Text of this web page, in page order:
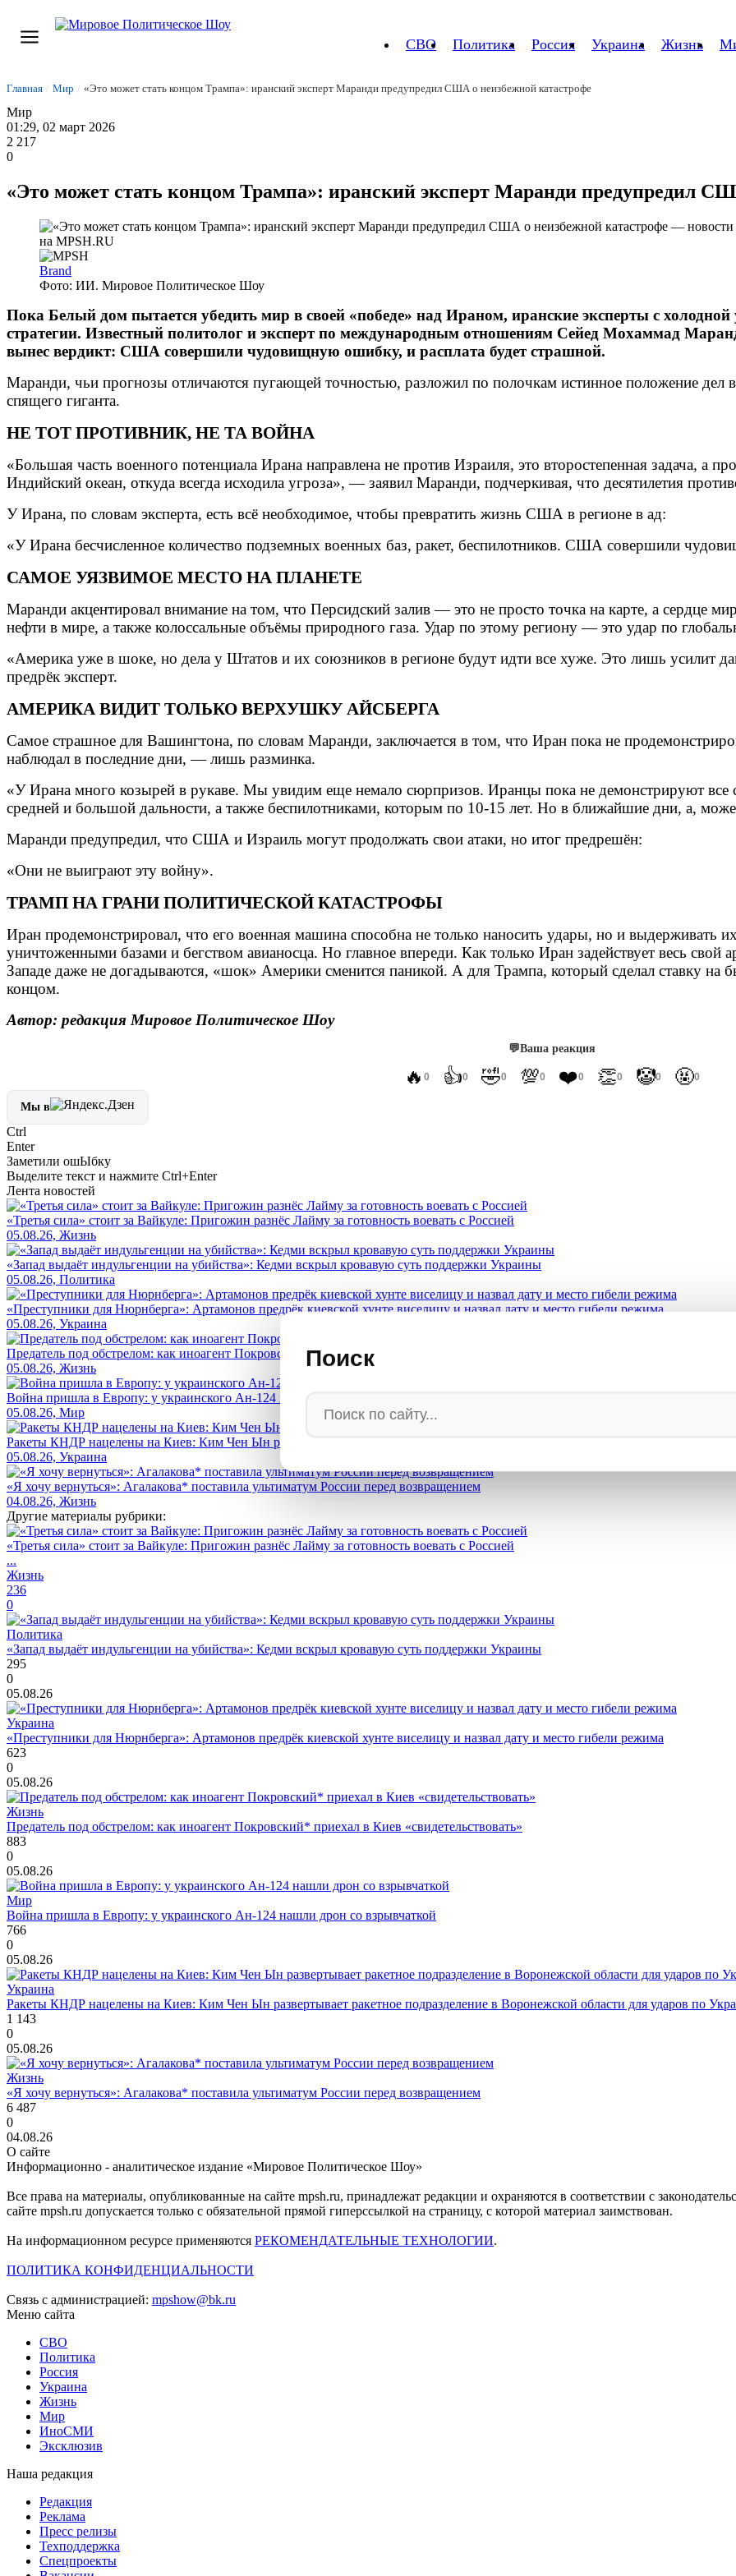
СВО Политика Россия Украина Жизнь
Поиск
Главная / Мир / «Это может стать концом Трампа»: иранский эксперт Маранди предупредил США о неизбежной катастрофе
Мир
01:29, 02 март 2026
2 217
0
«Это может стать концом Трампа»: иранский эксперт Маранди предупредил
Brand
Фото: ИИ. Мировое Политическое Шоу
Пока Белый дом пытается убедить мир в своей «победе» над Ираном, иранские эксперты с
стратегии. Известный политолог и эксперт по международным отношениям Сейед Мохаммад
вынес вердикт: США совершили чудовищную ошибку, и расплата будет страшной.
Маранди, чьи прогнозы отличаются пугающей точностью, разложил по полочкам истинное положение дел
спящего гиганта.
НЕ ТОТ ПРОТИВНИК, НЕ ТА ВОЙНА
«Большая часть военного потенциала Ирана направлена не против Израиля, это второстепенная задача, а
Индийский океан, откуда всегда исходила угроза», — заявил Маранди, подчеркивая, что десятилетия
У Ирана, по словам эксперта, есть всё необходимое, чтобы превратить жизнь США в регионе в ад:
«У Ирана бесчисленное количество подземных военных баз, ракет, беспилотников. США совершили
САМОЕ УЯЗВИМОЕ МЕСТО НА ПЛАНЕТЕ
Маранди акцентировал внимание на том, что Персидский залив — это не просто точка на карте, а сердце
нефти в мире, а также колоссальные объёмы природного газа. Удар по этому региону — это удар по
«Америка уже в шоке, но дела у Штатов и их союзников в регионе будут идти все хуже. Это лишь усилит
предрёк эксперт.
АМЕРИКА ВИДИТ ТОЛЬКО ВЕРХУШКУ АЙСБЕРГА
Самое страшное для Вашингтона, по словам Маранди, заключается в том, что Иран пока не
наблюдал в последние дни, — лишь разминка.
«У Ирана много козырей в рукаве. Мы увидим еще немало сюрпризов. Иранцы пока не демонстрируют
средней и большой дальности, а также беспилотниками, которым по 10-15 лет. Но в ближайшие дни, а,
Маранди предупредил, что США и Израиль могут продолжать свои атаки, но итог предрешён:
«Они не выиграют эту войну».
ТРАМП НА ГРАНИ ПОЛИТИЧЕСКОЙ КАТАСТРОФЫ
Иран продемонстрировал, что его военная машина способна не только наносить удары, но и
уничтоженными базами и бегством авианосца. Но главное впереди. Как только Иран задействует весь свой
Западе даже не догадываются, «шок» Америки сменится паникой. А для Трампа, который сделал ставку на
концом.
Автор: редакция Мировое Политическое Шоу
💬Ваша реакция
🔥 0 👍0 🤣0 💯0 ❤️0 👏0 🤡0 🤬0
Мы в
Ctrl
Enter
Заметили ошЫбку
Выделите текст и нажмите Ctrl+Enter
Лента новостей
«Третья сила» стоит за Вайкуле: Пригожин разнёс Лайму за готовность воевать с Россией
05.08.26, Жизнь
«Запад выдаёт индульгенции на убийства»: Кедми вскрыл кровавую суть поддержки Украины
05.08.26, Политика
«Преступники для Нюрнберга»: Артамонов предрёк киевской хунте виселицу и назвал дату и место гибели режима
05.08.26, Украина
Предатель под обстрелом: как иноагент Покровский* приехал в Киев «свидетельствовать»
05.08.26, Жизнь
Война пришла в Европу: у украинского Ан-124 нашли дрон со взрывчаткой
05.08.26, Мир
Ракеты КНДР нацелены на Киев: Ким Чен Ын развертывает ракетное подразделение в Воронежской области для ударов по
05.08.26, Украина
«Я хочу вернуться»: Агалакова* поставила ультиматум России перед возвращением
04.08.26, Жизнь
Другие материалы рубрики:
«Третья сила» стоит за Вайкуле: Пригожин разнёс Лайму за готовность воевать с Россией
...
Жизнь
236
0
Политика
«Запад выдаёт индульгенции на убийства»: Кедми вскрыл кровавую суть поддержки Украины
295
0
05.08.26
Украина
«Преступники для Нюрнберга»: Артамонов предрёк киевской хунте виселицу и назвал дату и место гибели режима
623
0
05.08.26
Жизнь
Предатель под обстрелом: как иноагент Покровский* приехал в Киев «свидетельствовать»
883
0
05.08.26
Мир
Война пришла в Европу: у украинского Ан-124 нашли дрон со взрывчаткой
766
0
05.08.26
Украина
Ракеты КНДР нацелены на Киев: Ким Чен Ын развертывает ракетное подразделение в Воронежской области для ударов по
1 143
0
05.08.26
Жизнь
«Я хочу вернуться»: Агалакова* поставила ультиматум России перед возвращением
6 487
0
04.08.26
О сайте
Информационно - аналитическое издание «Мировое Политическое Шоу»
Все права на материалы, опубликованные на сайте mpsh.ru, принадлежат редакции и охраняются в соответствии с
сайте mpsh.ru допускается только с обязательной прямой гиперссылкой на страницу, с которой материал заимствован.
На информационном ресурсе применяются РЕКОМЕНДАТЕЛЬНЫЕ ТЕХНОЛОГИИ.
ПОЛИТИКА КОНФИДЕНЦИАЛЬНОСТИ
Связь с администрацией: mpshow@bk.ru
Меню сайта
СВО
Политика
Россия
Украина
Жизнь
Мир
ИноСМИ
Эксклюзив
Наша редакция
Редакция
Реклама
Пресс релизы
Техподдержка
Спецпроекты